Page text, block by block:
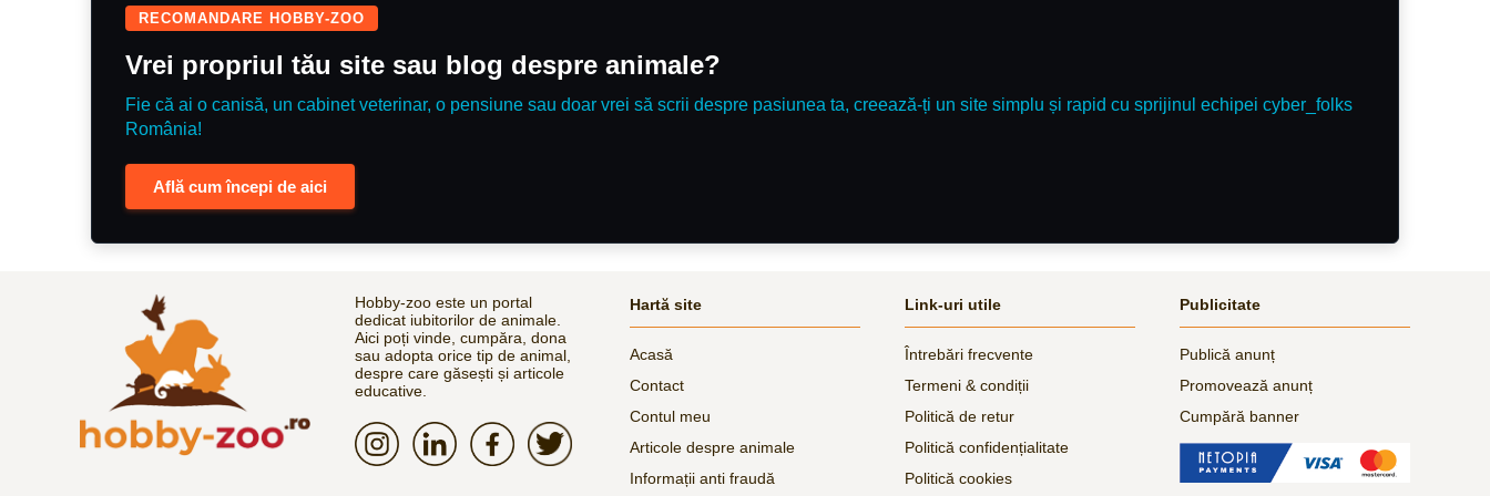
RECOMANDARE HOBBY-ZOO
Vrei propriul tău site sau blog despre animale?
Fie că ai o canisă, un cabinet veterinar, o pensiune sau doar vrei să scrii despre pasiunea ta, creează-ți un site simplu și rapid cu sprijinul echipei cyber_folks
România!
Află cum începi de aici
Hobby-zoo este un portal
dedicat iubitorilor de animale.
Aici poți vinde, cumpăra, dona
sau adopta orice tip de animal,
despre care găsești și articole
educative.
Hartă site
Acasă
Contact
Contul meu
Articole despre animale
Informații anti fraudă
Link-uri utile
Întrebări frecvente
Termeni & condiții
Politică de retur
Politică confidențialitate
Politică cookies
Publicitate
Publică anunț
Promovează anunț
Cumpără banner